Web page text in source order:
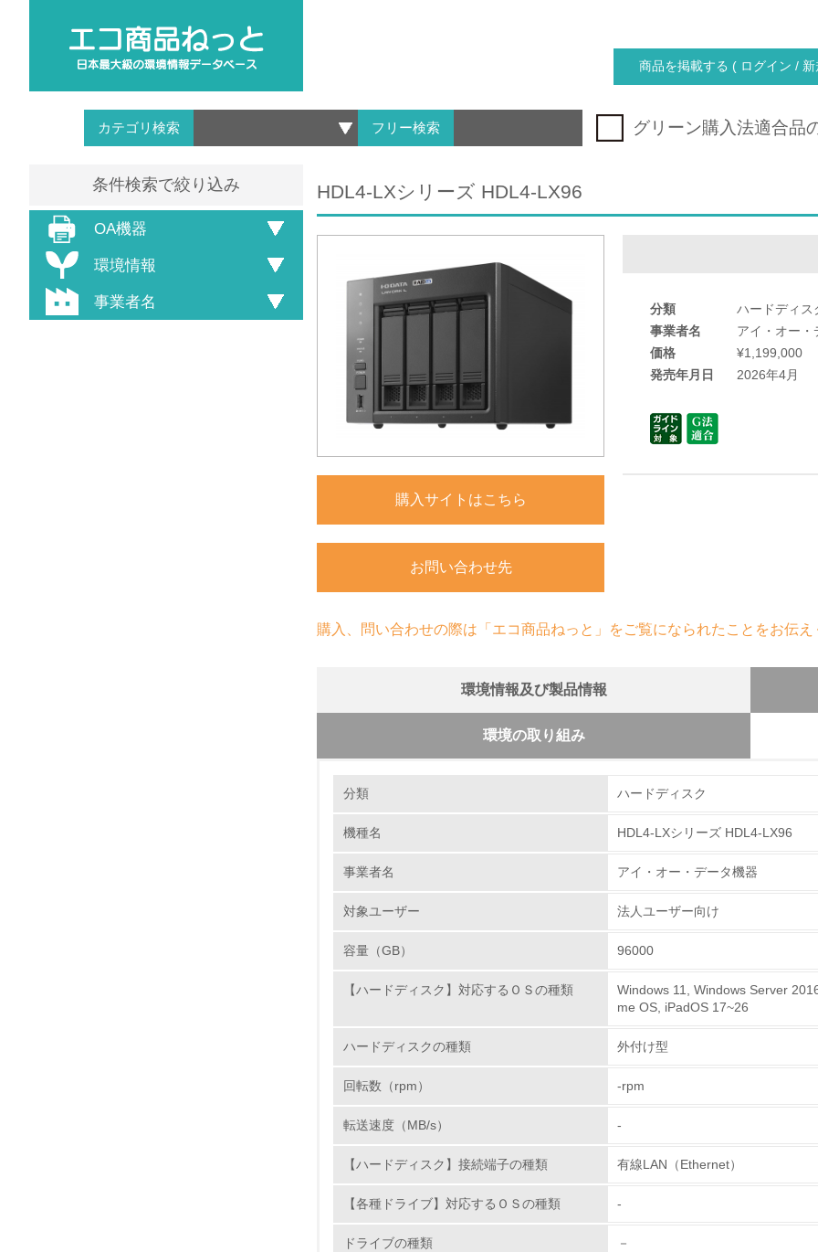
商品を掲載する ( ログイン / 新
カテゴリ検索 フリー検索 グリーン購入法適合品
条件検索で絞り込み
OA機器
環境情報
事業者名
HDL4-LXシリーズ HDL4-LX96
購入サイトはこちら
お問い合わせ先
分類
ハードディス
事業者名
アイ・オー・
価格
¥1,199,000
発売年月日
2026年4月
購入、問い合わせの際は「エコ商品ねっと」をご覧になられたことをお伝え
環境情報及び製品情報
環境の取り組み
1.環境取り組み体制
No. チェック項目
環境対応の責任体制を定めている
3. 環境問題に関する従業員教育を行っている
4. 自社に関係する主要な環境法規制を把握し、順守している
分類 ハードディスク
機種名 HDL4-LXシリーズ HDL4-LX96
事業者名 アイ・オー・データ機器
対象ユーザー 法人ユーザー向け
容量（GB） 96000
【ハードディスク】対応するＯＳの種類
Windows 11, Windows Server
me OS, iPadOS 17~26
ハードディスクの種類 外付け型
回転数（rpm） -rpm
転送速度（MB/s） -
【ハードディスク】接続端子の種類 有線LAN（Ethernet）
【各種ドライブ】対応するＯＳの種類 -
ドライブの種類 －